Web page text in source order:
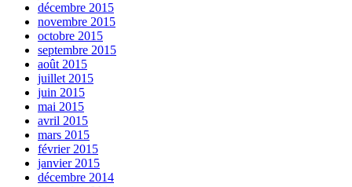
décembre 2015
novembre 2015
octobre 2015
septembre 2015
août 2015
juillet 2015
juin 2015
mai 2015
avril 2015
mars 2015
février 2015
janvier 2015
décembre 2014